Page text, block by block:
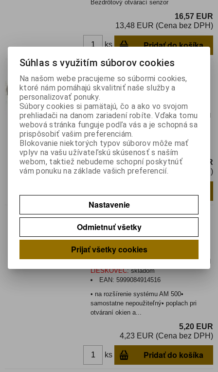
Bezdrôtový otvárací senzor
16,57 EUR
13,48 EUR (Cena bez DPH)
ks Pridať do košíka
SAS-2835-12V-W-MB 3
Katalógové číslo:
0122724
Výrobca:
Záruka (mesiacov):24
Termín dodania(prac.dni)-platí pre sklad
LIESKOVEC :skladom
Siréna Sweep 6-15VDC, 110dB, IP67,
kábel
18,70 EUR
15,59 EUR (Cena bez DPH)
AM 503
Katalógové číslo:0137997
Výrobca:Home
Záruka (mesiacov):
Termín dodania(prac.dni)-platí pre sklad
LIESKOVEC:skladom
EAN:5999084914516
• na rozšírenie systému AM 500•
samostatne nepoužiteľný• poplach pri
otváraní okien a...
5,20 EUR
4,23 EUR (Cena bez DPH)
ks Pridať do košíka
Súhlas s využitím súborov cookies
Na našom webe pracujeme so súbormi cookies,
ktoré nám pomáhajú skvalitniť naše služby a
personalizovať ponuky.
Súbory cookies si pamätajú, čo a ako vo svojom
prehliadači na danom zariadení robíte. Vďaka tomu
webová stránka funguje podľa vás a je schopná sa
prispôsobiť vašim preferenciám.
Blokovanie niektorých typov súborov môže mať
vplyv na vašu užívateľskú skúsenosť s naším
webom, taktiež nebudeme schopní poskytnúť
vám ponuku na základe vašich preferencií.
Nastavenie
Odmietnuť všetky
Prijať všetky cookies